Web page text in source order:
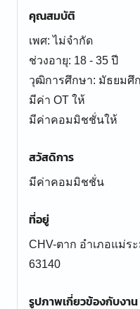
คุณสมบัติ
เพศ: ไม่จำกัด
ช่วงอายุ: 18 - 35 ปี
วุฒิการศึกษา: มัธยมศึ
มีค่า OT ให้
มีค่าคอมมิชชั่นให้
สวัสดิการ
มีค่าคอมมิชชั่น
ที่อยู่
CHV-ตาก อำเภอแม่ร
63140
รูปภาพเกี่ยวข้องกับงาน